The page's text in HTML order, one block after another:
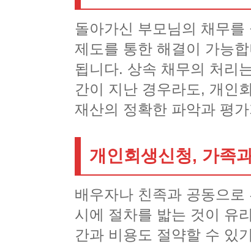
돌아가신 부모님의 채무
제도를 통한 해결이 가능
됩니다. 상속 채무의 처리
간이 지난 경우라도, 개인
재산의 정확한 파악과 평
개인회생신청, 가족
배우자나 친족과 공동으
시에 절차를 밟는 것이 유
간과 비용도 절약할 수 있